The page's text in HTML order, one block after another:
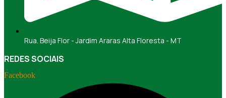
Rua. Beija Flor - Jardim Araras Alta Floresta - MT
REDES SOCIAIS
Facebook